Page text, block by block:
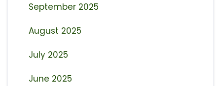
September 2025
August 2025
July 2025
June 2025